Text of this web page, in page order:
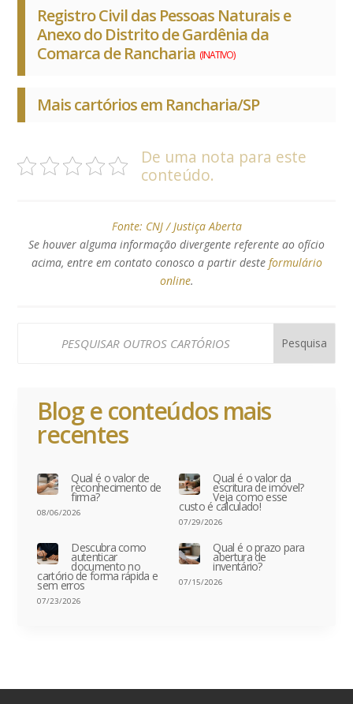
Registro Civil das Pessoas Naturais e
Anexo do Distrito de Gardênia da
Comarca de Rancharia (INATIVO)
Mais cartórios em Rancharia/SP
De uma nota para este
conteúdo.
Fonte: CNJ / Justiça Aberta
Se houver alguma informação divergente referente ao ofício
acima, entre em contato conosco a partir deste formulário
online.
Blog e conteúdos mais
recentes
Qual é o valor de
reconhecimento de
firma?
08/06/2026
Qual é o valor da
escritura de imóvel?
Veja como esse
custo é calculado!
07/29/2026
Descubra como
autenticar
documento no
cartório de forma rápida e
sem erros
07/23/2026
Qual é o prazo para
abertura de
inventário?
07/15/2026